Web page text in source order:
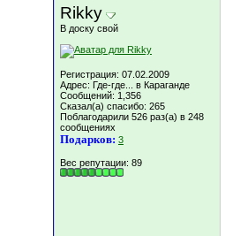
Rikky
В доску свой
Регистрация: 07.02.2009
Адрес: Где-где... в Караганде
Сообщений: 1,356
Сказал(а) спасибо: 265
Поблагодарили 526 раз(а) в 248
сообщениях
Подарков: 3
Вес репутации: 89